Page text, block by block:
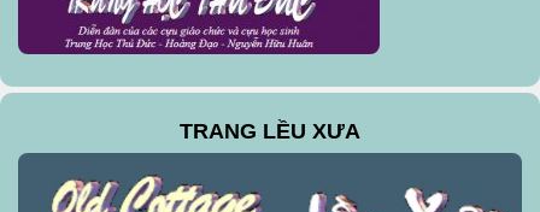
TRANG LỀU XƯA